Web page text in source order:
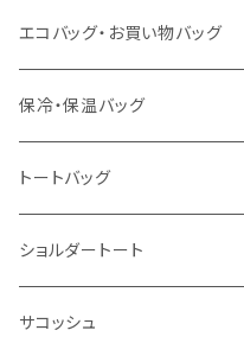
泉州おくばりタオル
冷感タオル
ハンカチ
スタンド
バッジ
ライティングスタンド
アクリル雑貨
傘
ポンチョ
エコバッグ・お買い物バッグ
ポリエステル
フェアトレードコットン
ジュートコットン
キャンパス
保冷・保温バッグ
キャンパス
デニム
ポリエステル
トートバッグ
オーガニックコットン
シーチング
フェアトレードコットン
ショルダートート
オーガニックコットン
サコッシュ